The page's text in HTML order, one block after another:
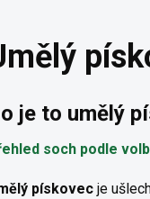
je to umělý
soch podle
pískovec je